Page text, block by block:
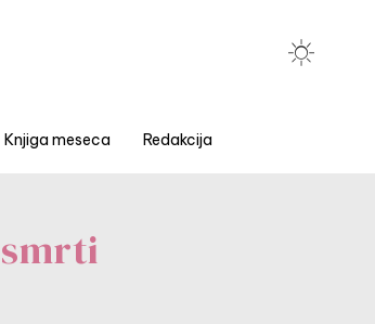
Knjiga meseca Redakcija